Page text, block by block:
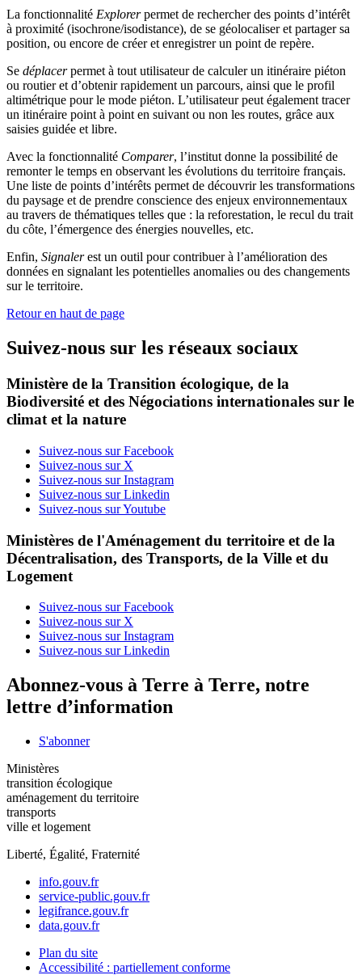
La fonctionnalité Explorerpermet de rechercher des points d’intérêt
à proximité (isochrone/isodistance), de se géolocaliser et partager sa
position, ou encore de créer et enregistrer un point de repère.
Se déplacerpermet à tout utilisateur de calculer un itinéraire piéton
ou routier et d’obtenir rapidement un parcours, ainsi que le profil
altimétrique pour le mode piéton. L’utilisateur peut également tracer
un itinéraire point à point en suivant ou non les routes, grâce aux
saisies guidée et libre.
Avec la fonctionnalité Comparer, l’institut donne la possibilité de
remonter le temps en observant les évolutions du territoire français.
Une liste de points d’intérêts permet de découvrir les transformations
du paysage et de prendre conscience des enjeux environnementaux
au travers de thématiques telles que : la reforestation, le recul du trait
du côte, l’émergence des énergies nouvelles, etc.
Enfin, Signalerest un outil pour contribuer à l’amélioration des
données en signalant les potentielles anomalies ou des changements
sur le territoire.
Retour en haut de page
Suivez-nous sur les réseaux sociaux
Ministère de la Transition écologique, de la
Biodiversité et des Négociations internationales sur le
climat et la nature
Suivez-nous sur Facebook
Suivez-nous sur X
Suivez-nous sur Instagram
Suivez-nous sur Linkedin
Suivez-nous sur Youtube
Ministères de l'Aménagement du territoire et de la
Décentralisation, des Transports, de la Ville et du
Logement
Suivez-nous sur Facebook
Suivez-nous sur X
Suivez-nous sur Instagram
Suivez-nous sur Linkedin
Abonnez-vous à Terre à Terre, notre
lettre d’information
S'abonner
Ministères
transition écologique
aménagement du territoire
transports
ville et logement
Liberté, Égalité, Fraternité
info.gouv.fr
service-public.gouv.fr
legifrance.gouv.fr
data.gouv.fr
Plan du site
Accessibilité : partiellement conforme